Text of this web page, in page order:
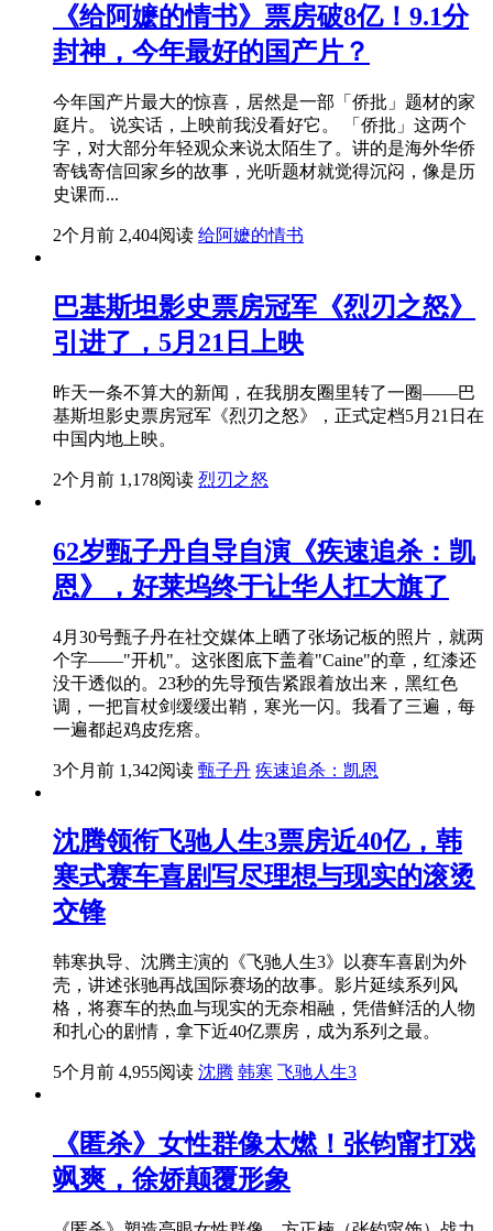
《给阿嬷的情书》票房破8亿！9.1分
封神，今年最好的国产片？
今年国产片最大的惊喜，居然是一部「侨批」题材的家
庭片。 说实话，上映前我没看好它。 「侨批」这两个
字，对大部分年轻观众来说太陌生了。讲的是海外华侨
寄钱寄信回家乡的故事，光听题材就觉得沉闷，像是历
史课而...
2个月前 2,404阅读 给阿嬷的情书
巴基斯坦影史票房冠军《烈刃之怒》
引进了，5月21日上映
昨天一条不算大的新闻，在我朋友圈里转了一圈——巴
基斯坦影史票房冠军《烈刃之怒》，正式定档5月21日在
中国内地上映。
2个月前 1,178阅读 烈刃之怒
62岁甄子丹自导自演《疾速追杀：凯
恩》，好莱坞终于让华人扛大旗了
4月30号甄子丹在社交媒体上晒了张场记板的照片，就两
个字——"开机"。这张图底下盖着"Caine"的章，红漆还
没干透似的。23秒的先导预告紧跟着放出来，黑红色
调，一把盲杖剑缓缓出鞘，寒光一闪。我看了三遍，每
一遍都起鸡皮疙瘩。
3个月前 1,342阅读 甄子丹 疾速追杀：凯恩
沈腾领衔飞驰人生3票房近40亿，韩
寒式赛车喜剧写尽理想与现实的滚烫
交锋
韩寒执导、沈腾主演的《飞驰人生3》以赛车喜剧为外
壳，讲述张驰再战国际赛场的故事。影片延续系列风
格，将赛车的热血与现实的无奈相融，凭借鲜活的人物
和扎心的剧情，拿下近40亿票房，成为系列之最。
5个月前 4,955阅读 沈腾 韩寒 飞驰人生3
《匿杀》女性群像太燃！张钧甯打戏
飒爽，徐娇颠覆形象